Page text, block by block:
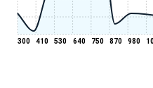
300 410 530 640 750 870 980